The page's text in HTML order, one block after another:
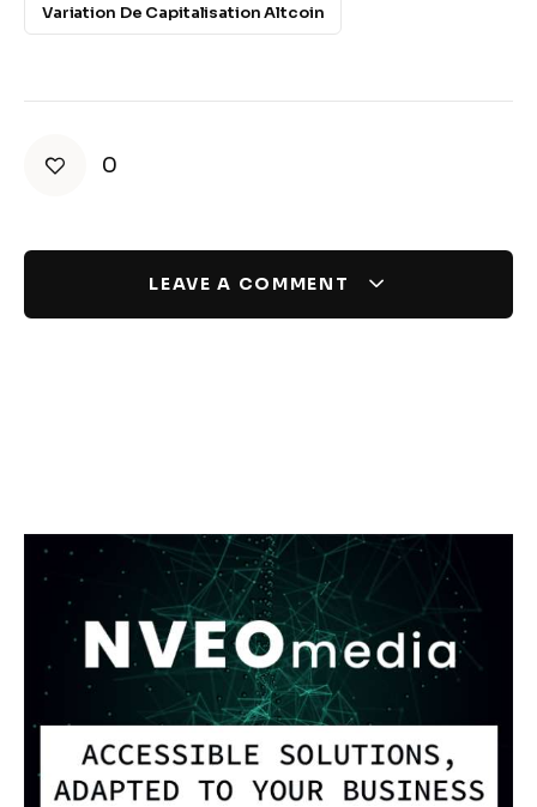
Variation De Capitalisation Altcoin
0
LEAVE A COMMENT